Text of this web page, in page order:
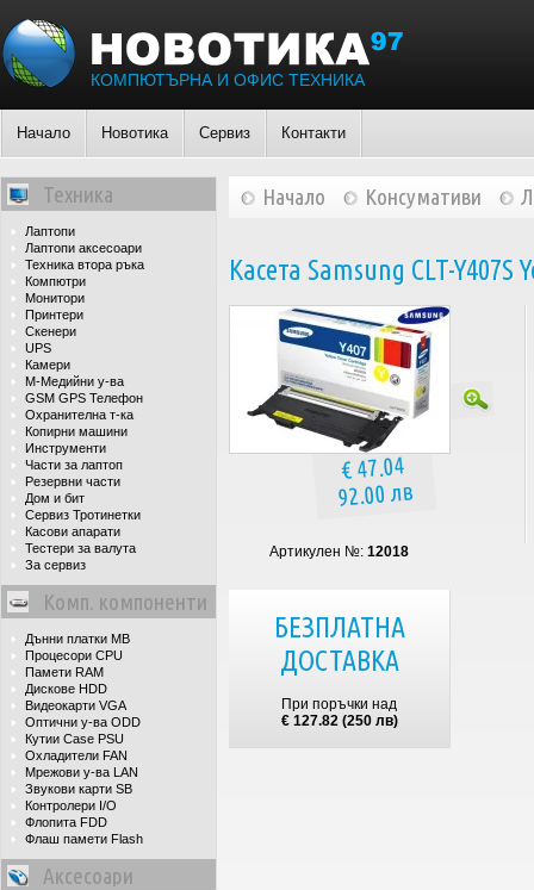
КОМПЮТЪРНА И ОФИС ТЕХНИКА
Начало Новотика Сервиз Контакти
Техника
Лаптопи
Лаптопи аксесоари
Техника втора ръка
Компютри
Монитори
Принтери
Скенери
UPS
Камери
М-Медийни у-ва
GSM GPS Телефон
Охранителна т-ка
Копирни машини
Инструменти
Части за лаптоп
Резервни части
Дом и бит
Сервиз Тротинетки
Касови апарати
Тестери за валута
За сервиз
Комп. компоненти
Дънни платки MB
Процесори CPU
Памети RAM
Дискове HDD
Видеокарти VGA
Оптични у-ва ODD
Кутии Case PSU
Охладители FAN
Мрежови у-ва LAN
Звукови карти SB
Контролери I/O
Флопита FDD
Флаш памети Flash
Аксесоари
Начало Консумативи
Касета Samsung CLT-Y407S
€ 47.04
92.00 лв
Артикулен №: 12018
БЕЗПЛАТНА
ДОСТАВКА
При поръчки над
€ 127.82 (250 лв)